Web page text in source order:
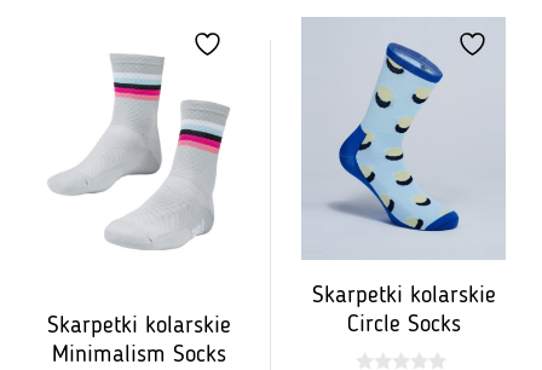
Skarpetki kolarskie
Minimalism Socks
Skarpetki kolarskie
Circle Socks